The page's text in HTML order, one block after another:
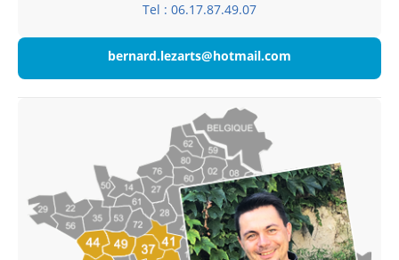
Tel : 06.17.87.49.07
bernard.lezarts@hotmail.com